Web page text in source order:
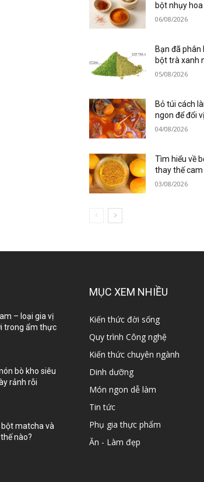
bột nhụy
06/08/2026
Bạn đã
bột trà xanh
05/08/2026
Bỏ túi cách
ngon để đổi
04/08/2026
Tìm hiểu về
thay thế
03/08/2026
– loại gia vị
trong ẩm thực
bò kho siêu
rảnh rỗi
bột matcha và
nào?
MỤC XEM NHIỀU
Kiến thức đời sống
Quy trình Công nghệ
Kiến thức chuyên ngành
Dinh dưỡng
Món ngon dễ làm
Tin tức
Phụ gia thực phẩm
Ăn - Làm đẹp